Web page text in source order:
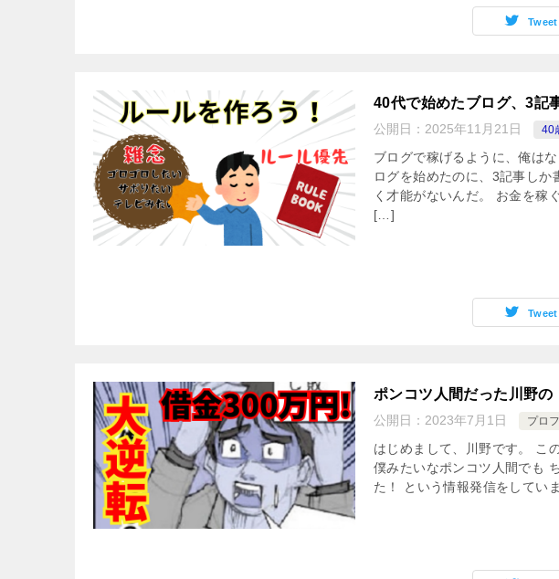
Tweet
40代で始めたブログ、3記
公開日： 2025年11月21日 40
ブログで稼げるように、俺は
ログを始めたのに、3記事し
く才能がないんだ。 お金を稼
[…]
Tweet
ポンコツ人間だった川野
公開日： 2023年7月1日 プロ
はじめまして、川野です。 こ
僕みたいなポンコツ人間でも
た！ という情報発信をしてい